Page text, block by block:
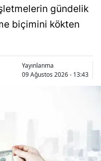
gündelik
biçimini kökten
Yayınlanma
09 Ağustos 2026 - 13:43